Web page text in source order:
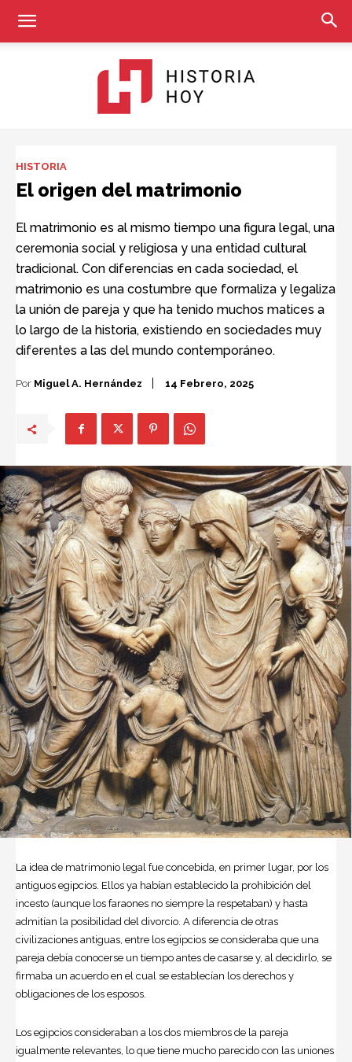
Hoy
HISTORIA
El origen del matrimonio
El matrimonio es al mismo tiempo una figura legal, una
ceremonia social y religiosa y una entidad cultural
tradicional. Con diferencias en cada sociedad, el
matrimonio es una costumbre que formaliza y legaliza
la unión de pareja y que ha tenido muchos matices a
lo largo de la historia, existiendo en sociedades muy
diferentes a las del mundo contemporáneo.
Por Miguel A. Hernández 14 Febrero, 2025
La idea de matrimonio legal fue concebida, en primer lugar, por los
antiguos egipcios. Ellos ya habían establecido la prohibición del
incesto (aunque los faraones no siempre la respetaban) y hasta
admitían la posibilidad del divorcio. A diferencia de otras
civilizaciones antiguas, entre los egipcios se consideraba que una
pareja debía conocerse un tiempo antes de casarse y, al decidirlo, se
firmaba un acuerdo en el cual se establecían los derechos y
obligaciones de los esposos.
Los egipcios consideraban a los dos miembros de la pareja
igualmente relevantes, lo que tiene mucho parecido con las uniones